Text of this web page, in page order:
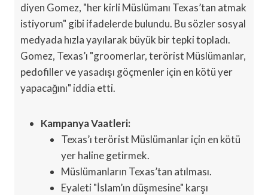
diyen Gomez, "her kirli Müslümanı Texas’tan atmak
istiyorum" gibi ifadelerde bulundu. Bu sözler sosyal
medyada hızla yayılarak büyük bir tepki topladı.
Gomez, Texas’ı "groomerlar, terörist Müslümanlar,
pedofiller ve yasadışı göçmenler için en kötü yer
yapacağını" iddia etti.
Kampanya Vaatleri:
Texas’ı terörist Müslümanlar için en kötü
yer haline getirmek.
Müslümanların Texas’tan atılması.
Eyaleti "İslam’ın düşmesine" karşı